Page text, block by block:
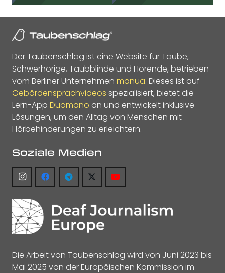
Der Taubenschlag ist eine Website für Taube,
Schwerhörige, Taubblinde und Hörende, betrieben
vom Berliner Unternehmen manua. Dieses ist auf
Gebärdensprachvideos spezialisiert, bietet die
Lern-App Duomano an und entwickelt inklusive
Lösungen, um den Alltag von Menschen mit
Hörbehinderungen zu erleichtern.
Soziale Medien
Die Arbeit von Taubenschlag wird von Juni 2023 bis
Mai 2025 von der Europäischen Kommission im